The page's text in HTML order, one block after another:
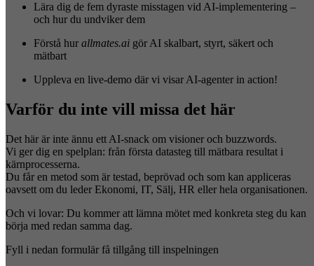
Lära dig de fem dyraste misstagen vid AI-implementering –
och hur du undviker dem
Förstå hur allmates.ai gör AI skalbart, styrt, säkert och
mätbart
Uppleva en live-demo där vi visar AI-agenter in action!
Varför du inte vill missa det här
Det här är inte ännu ett AI-snack om visioner och buzzwords.
Vi ger dig en spelplan: från första datasteg till mätbara resultat i
kärnprocesserna.
Du får en metod som är testad, beprövad och som kan appliceras
oavsett om du leder Ekonomi, IT, Sälj, HR eller hela organisationen.
Och vi lovar: Du kommer att lämna mötet med konkreta steg du kan
börja med redan samma dag.
Fyll i nedan formulär få tillgång till inspelningen